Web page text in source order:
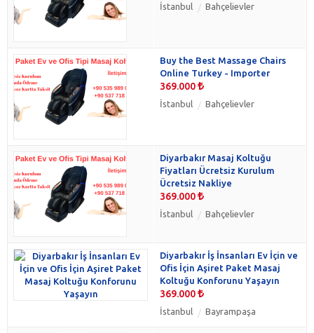
İstanbul Bahçelievler
Buy the Best Massage Chairs
Online Turkey - Importer
369.000
İstanbul Bahçelievler
Diyarbakır Masaj Koltuğu
Fiyatları Ücretsiz Kurulum
Ücretsiz Nakliye
369.000
İstanbul Bahçelievler
Diyarbakır İş İnsanları Ev İçin ve
Ofis İçin Aşiret Paket Masaj
Koltuğu Konforunu Yaşayın
369.000
İstanbul Bayrampaşa